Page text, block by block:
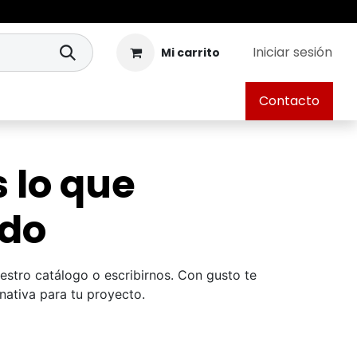
Mi carrito Iniciar sesión
Contacto
lo que
catálogo o escribirnos. Con gusto te
para tu proyecto.